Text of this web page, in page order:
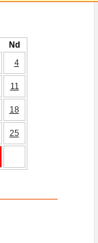
Nd
4
11
18
25